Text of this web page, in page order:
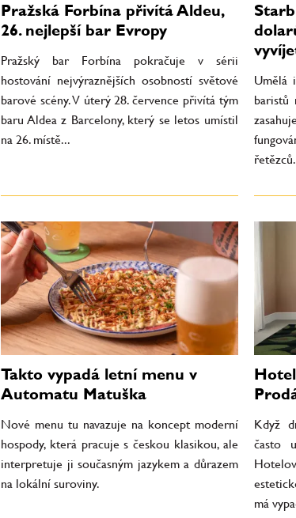
Pražská Forbína přivítá Aldeu,
26. nejlepší bar Evropy
Pražský bar Forbína pokračuje v sérii
hostování nejvýraznějších osobností světové
barové scény. V úterý 28. července přivítá tým
baru Aldea z Barcelony, který se letos umístil
na 26. místě...
Umělá
baristů
Takto vypadá letní menu v
Automatu Matuška
Nové menu tu navazuje na koncept moderní
hospody, která pracuje s českou klasikou, ale
interpretuje ji současným jazykem a důrazem
na lokální suroviny.
Když
často
má